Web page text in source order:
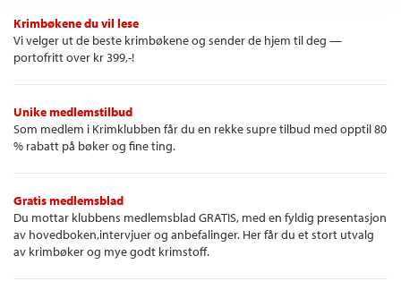
Krimbøkene du vil lese
Vi velger ut de beste krimbøkene og sender de hjem til deg —
portofritt over kr 399,-!
Unike medlemstilbud
Som medlem i Krimklubben får du en rekke supre tilbud med opptil 80
% rabatt på bøker og fine ting.
Gratis medlemsblad
Du mottar klubbens medlemsblad GRATIS, med en fyldig presentasjon
av hovedboken,intervjuer og anbefalinger. Her får du et stort utvalg
av krimbøker og mye godt krimstoff.